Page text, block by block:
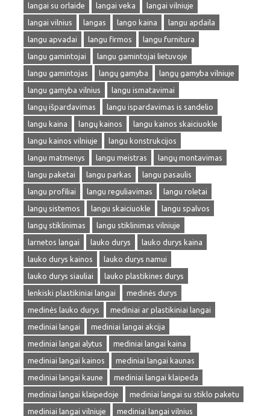
langai su orlaide langai veka
langai vilniuje
langai vilnius
langas lango kaina
langu apdaila
langu apvadai
langu firmos
langu furnitura
langu gamintojai
langu gamintojai lietuvoje
langu gamintojas
langų gamyba
langų gamyba vilniuje
langu gamyba vilnius
langu ismatavimai
langų išpardavimas
langu ispardavimas is sandelio
langu kaina
langų kainos
langu kainos skaiciuokle
langu kainos vilniuje
langu konstrukcijos
langu matmenys
langu meistras
langų montavimas
langu paketai
langu parkas
langu pasaulis
langu profiliai
langu reguliavimas
langu roletai
langų sistemos
langu skaiciuokle
langu spalvos
langų stiklinimas
langu stiklinimas vilniuje
larnetos langai
lauko durys
lauko durys kaina
lauko durys kainos
lauko durys namui
lauko durys siauliai
lauko plastikines durys
lenkiski plastikiniai langai
medinės durys
medinės lauko durys
mediniai ar plastikiniai langai
mediniai langai
mediniai langai akcija
mediniai langai alytus
mediniai langai kaina
mediniai langai kainos
mediniai langai kaunas
mediniai langai kaune
mediniai langai klaipeda
mediniai langai klaipedoje
mediniai langai su stiklo paketu
mediniai langai vilniuje
mediniai langai vilnius